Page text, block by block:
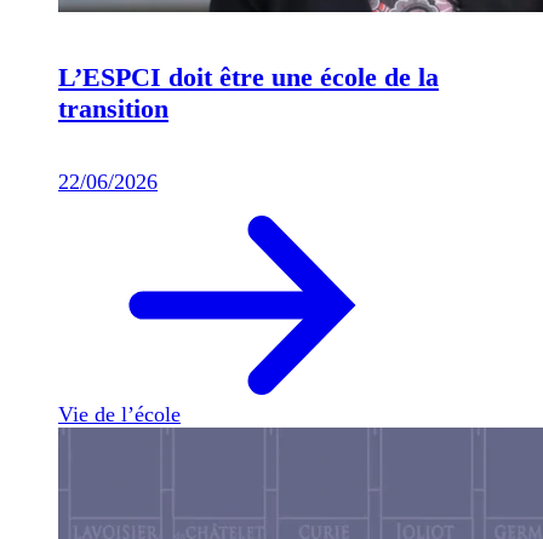
L’ESPCI doit être une école de la
transition
22/06/2026
Vie de l’école